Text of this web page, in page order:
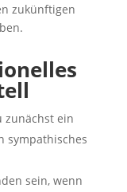
zukünftigen
zunächst ein
sympathisches
sein, wenn